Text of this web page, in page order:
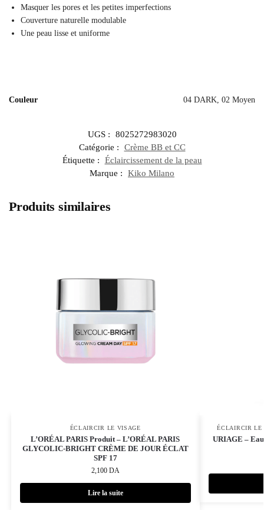
Masquer les pores et les petites imperfections
Couverture naturelle modulable
Une peau lisse et uniforme
Couleur 04 DARK, 02 Moyen
UGS :
8025272983020
Catégorie :
Crème BB et CC
Étiquette :
Éclaircissement de la peau
Marque :
Kiko Milano
Produits similaires
ÉCLAIRCIR LE VISAGE
L’ORÉAL PARIS Produit – L’ORÉAL PARIS
GLYCOLIC-BRIGHT CRÈME DE JOUR ÉCLAT
SPF 17
2,100 DA
Lire la suite
ÉCLAIRCIR LE
URIAGE –